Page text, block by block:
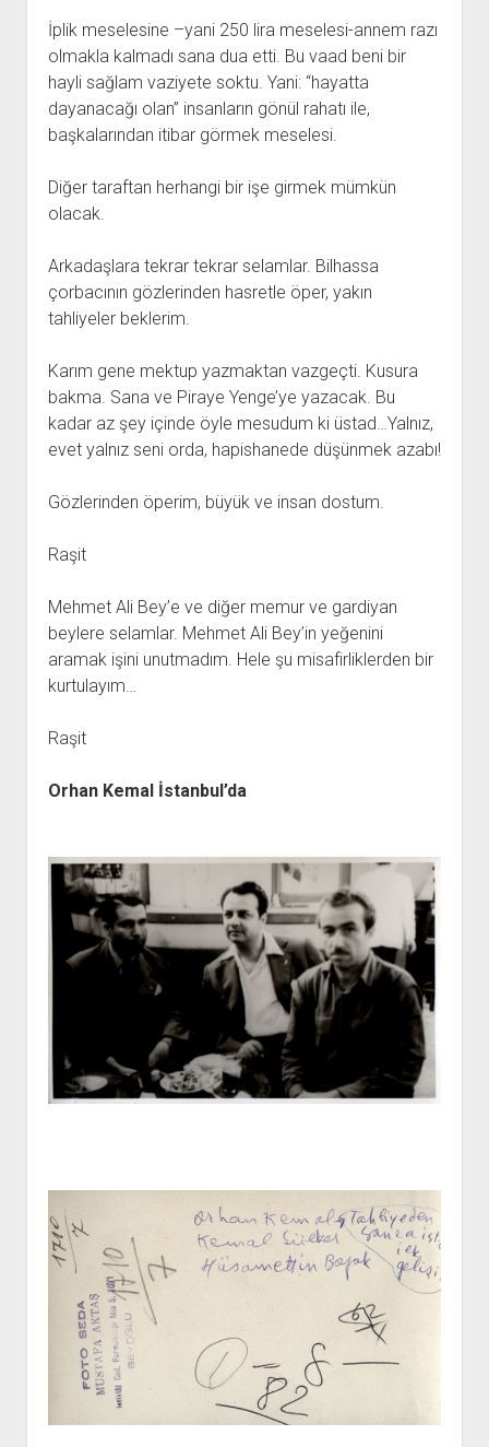
İplik meselesine –yani 250 lira meselesi-annem razı
olmakla kalmadı sana dua etti. Bu vaad beni bir
hayli sağlam vaziyete soktu. Yani: “hayatta
dayanacağı olan” insanların gönül rahatı ile,
başkalarından itibar görmek meselesi.
Diğer taraftan herhangi bir işe girmek mümkün
olacak.
Arkadaşlara tekrar tekrar selamlar. Bilhassa
çorbacının gözlerinden hasretle öper, yakın
tahliyeler beklerim.
Karım gene mektup yazmaktan vazgeçti. Kusura
bakma. Sana ve Piraye Yenge’ye yazacak. Bu
kadar az şey içinde öyle mesudum ki üstad…Yalnız,
evet yalnız seni orda, hapishanede düşünmek azabı!
Gözlerinden öperim, büyük ve insan dostum.
Raşit
Mehmet Ali Bey’e ve diğer memur ve gardiyan
beylere selamlar. Mehmet Ali Bey’in yeğenini
aramak işini unutmadım. Hele şu misafirliklerden bir
kurtulayım…
Raşit
Orhan Kemal İstanbul’da